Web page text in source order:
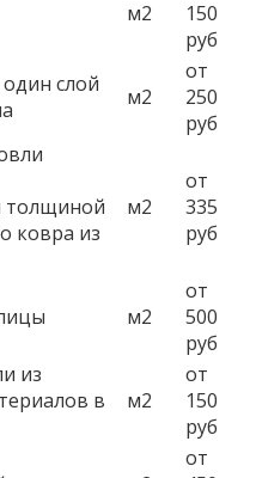
м2
150
руб
слой
м2
от
250
руб
толщиной
ковра из
м2
от
335
руб
м2
от
500
руб
из
в
м2
от
150
руб
от